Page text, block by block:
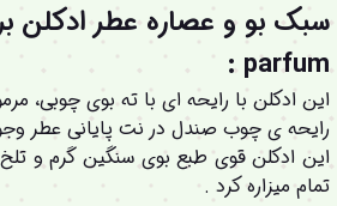
سبک بو و عصاره عطر ادکلن
parfum :
این ادکلن با رایحه ای با ته بوی چوبی،
رایحه ی چوب صندل در نت پایانی عطر
این ادکلن قوی طبع بوی سنگین گرم و
تمام میزاره کرد .